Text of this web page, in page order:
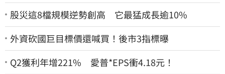
股災這8檔規模逆勢創高 它最猛成長逾10%
外資砍國巨目標價還喊買！後市3指標曝
Q2獲利年增221% 愛普*EPS衝4.18元！